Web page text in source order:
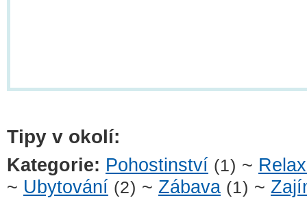
Tipy v okolí:
Kategorie: Pohostinství (1) ~
~ Ubytování (2) ~ Zábava (1) ~